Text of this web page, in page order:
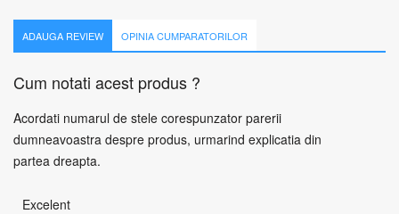
ADAUGA REVIEW OPINIA CUMPARATORILOR
Cum notati acest produs ?
Acordati numarul de stele corespunzator parerii
dumneavoastra despre produs, urmarind explicatia din
partea dreapta.
Excelent